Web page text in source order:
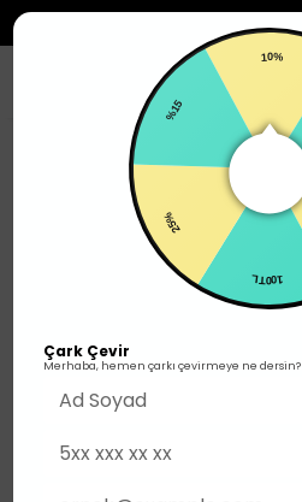
Üst Giyim Sweatshirt
10%
100TL
25%
%15
Çark Çevir
Merhaba, hemen çarkı çevirmeye ne dersin?